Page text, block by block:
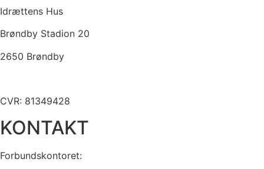
Idrættens Hus
Brøndby Stadion 20
2650 Brøndby
CVR: 81349428
KONTAKT
Forbundskontoret: